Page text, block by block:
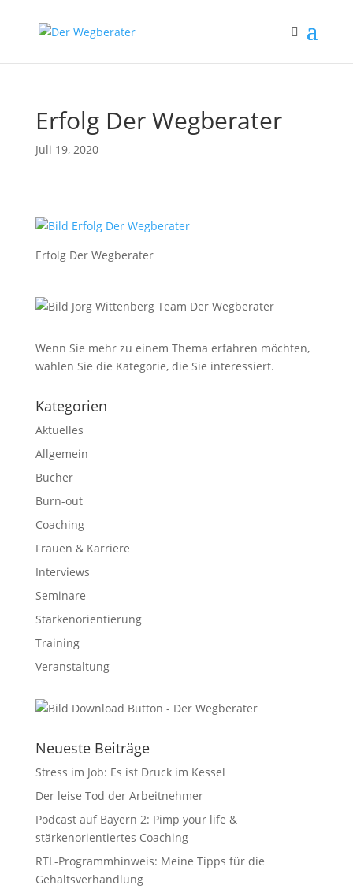
Erfolg Der Wegberater
Juli 19, 2020
Erfolg Der Wegberater
Wenn Sie mehr zu einem Thema erfahren möchten,
wählen Sie die Kategorie, die Sie interessiert.
Kategorien
Aktuelles
Allgemein
Bücher
Burn-out
Coaching
Frauen & Karriere
Interviews
Seminare
Stärkenorientierung
Training
Veranstaltung
Neueste Beiträge
Stress im Job: Es ist Druck im Kessel
Der leise Tod der Arbeitnehmer
Podcast auf Bayern 2: Pimp your life &
stärkenorientiertes Coaching
RTL-Programmhinweis: Meine Tipps für die
Gehaltsverhandlung